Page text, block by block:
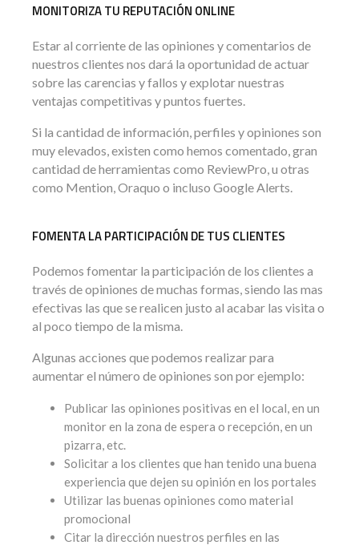
MONITORIZA TU REPUTACIÓN ONLINE
Estar al corriente de las opiniones y comentarios de
nuestros clientes nos dará la oportunidad de actuar
sobre las carencias y fallos y explotar nuestras
ventajas competitivas y puntos fuertes.
Si la cantidad de información, perfiles y opiniones son
muy elevados, existen como hemos comentado, gran
cantidad de herramientas como ReviewPro, u otras
como Mention, Oraquo o incluso Google Alerts.
FOMENTA LA PARTICIPACIÓN DE TUS CLIENTES
Podemos fomentar la participación de los clientes a
través de opiniones de muchas formas, siendo las mas
efectivas las que se realicen justo al acabar las visita o
al poco tiempo de la misma.
Algunas acciones que podemos realizar para
aumentar el número de opiniones son por ejemplo:
Publicar las opiniones positivas en el local, en un
monitor en la zona de espera o recepción, en un
pizarra, etc.
Solicitar a los clientes que han tenido una buena
experiencia que dejen su opinión en los portales
Utilizar las buenas opiniones como material
promocional
Citar la dirección nuestros perfiles en las